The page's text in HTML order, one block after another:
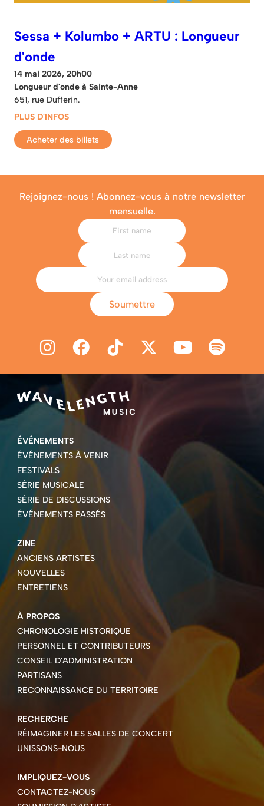
Sessa + Kolumbo + ARTU : Longueur
d'onde
14 mai 2026, 20h00
Longueur d'onde à Sainte-Anne
651, rue Dufferin.
PLUS D'INFOS
Acheter des billets
Rejoignez-nous ! Abonnez-vous à notre newsletter
mensuelle.
Soumettre
ÉVÉNEMENTS
ÉVÉNEMENTS À VENIR
FESTIVALS
SÉRIE MUSICALE
SÉRIE DE DISCUSSIONS
ÉVÉNEMENTS PASSÉS
ZINE
ANCIENS ARTISTES
NOUVELLES
ENTRETIENS
À PROPOS
CHRONOLOGIE HISTORIQUE
PERSONNEL ET CONTRIBUTEURS
CONSEIL D'ADMINISTRATION
PARTISANS
RECONNAISSANCE DU TERRITOIRE
RECHERCHE
RÉIMAGINER LES SALLES DE CONCERT
UNISSONS-NOUS
IMPLIQUEZ-VOUS
CONTACTEZ-NOUS